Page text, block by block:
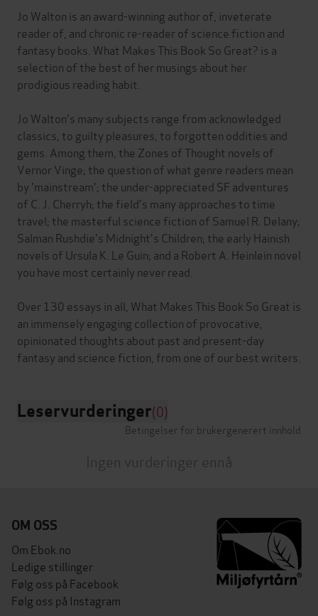
Jo Walton is an award-winning author of, inveterate
reader of, and chronic re-reader of science fiction and
fantasy books. What Makes This Book So Great? is a
selection of the best of her musings about her
prodigious reading habit.
Jo Walton's many subjects range from acknowledged
classics, to guilty pleasures, to forgotten oddities and
gems. Among them, the Zones of Thought novels of
Vernor Vinge; the question of what genre readers mean
by 'mainstream'; the under-appreciated SF adventures
of C. J. Cherryh; the field's many approaches to time
travel; the masterful science fiction of Samuel R. Delany;
Salman Rushdie's Midnight's Children; the early Hainish
novels of Ursula K. Le Guin; and a Robert A. Heinlein novel
you have most certainly never read.
Over 130 essays in all, What Makes This Book So Great is
an immensely engaging collection of provocative,
opinionated thoughts about past and present-day
Leservurderinger(0)
Betingelser for brukergenerert innhold
Ingen vurderinger ennå
OM OSS
Om Ebok.no
Ledige stillinger
Følg oss på Facebook
Følg oss på Instagram